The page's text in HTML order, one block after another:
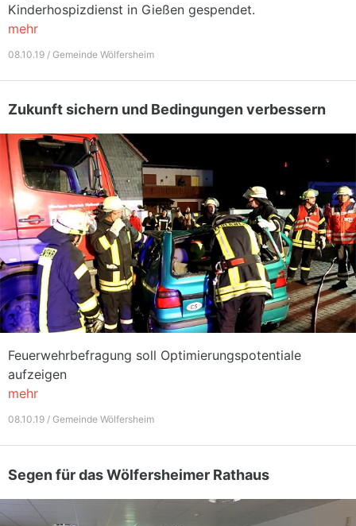
Kinderhospizdienst in Gießen gespendet.
mehr
08.10.19 / Gemeinde Wölfersheim
Zukunft sichern und Bedingungen verbessern
Feuerwehrbefragung soll Optimierungspotentiale
aufzeigen
mehr
08.10.19 / Gemeinde Wölfersheim
Segen für das Wölfersheimer Rathaus